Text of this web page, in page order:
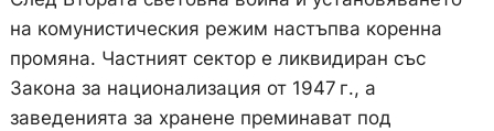
на комунистическия режим настъпва коренна
промяна. Частният сектор е ликвидиран със
Закона за национализация от 1947 г., а
заведенията за хранене преминават под